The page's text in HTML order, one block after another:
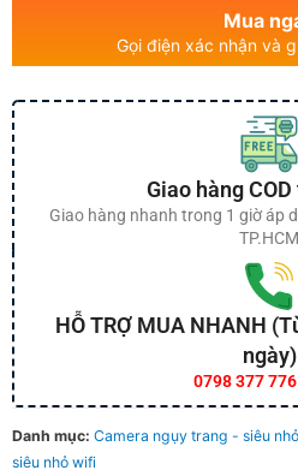
Mua
Gọi điện xác nhận và
Giao hàng
Giao hàng nhanh trong 1 giờ áp
TP.HCM
HỖ TRỢ MUA NHANH
ngày)
0798 377
Danh mục: Camera ngụy trang - siêu nhỏ
siêu nhỏ wifi